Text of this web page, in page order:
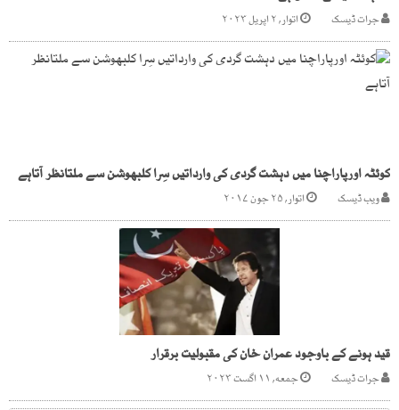
جرات ڈیسک اتوار, ۲ اپریل ۲۰۲۳
کوئٹہ اورپاراچنا میں دہشت گردی کی وارداتیں سِرا کلبھوشن سے ملتانظر آتاہے
ویب ڈیسک اتوار, ۲۵ جون ۲۰۱۷
قید ہونے کے باوجود عمران خان کی مقبولیت برقرار
جرات ڈیسک جمعه, ۱۱ اگست ۲۰۲۳